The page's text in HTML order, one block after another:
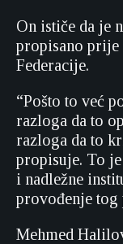
On ističe da je
propisano prije
Federacije.
“Pošto to već
razloga da to
razloga da to
propisuje. To
i nadležne
provođenje tog
Mehmed